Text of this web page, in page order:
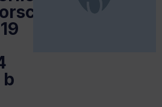
b